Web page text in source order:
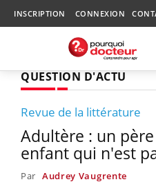
INSCRIPTION CONNEXION
QUESTION D'ACTU
Revue de la littérature
Adultère : un
enfant qui n'est
Par Audrey Vaugrente